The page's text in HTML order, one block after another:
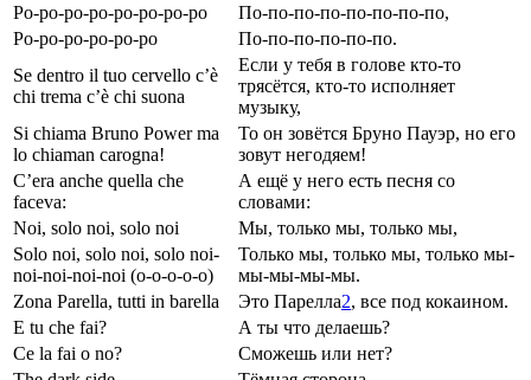
Po-po-po-po-po-po-po-po
По-по-по-по-по-по-по-по,
Po-po-po-po-po-po
По-по-по-по-по-по.
Se dentro il tuo cervello c’è
chi trema c’è chi suona
Если у тебя в голове кто-то
трясётся, кто-то исполняет
музыку,
Si chiama Bruno Power ma
lo chiaman carogna!
То он зовётся Бруно Пауэр, но его
зовут негодяем!
C’era anche quella che
faceva:
А ещё у него есть песня со
словами:
Noi, solo noi, solo noi
Мы, только мы, только мы,
Solo noi, solo noi, solo noi-
noi-noi-noi-noi (o-o-o-o-o)
Только мы, только мы, только мы-
мы-мы-мы-мы.
Zona Parella, tutti in barella
Это Парелла2, все под кокаином.
E tu che fai?
А ты что делаешь?
Ce la fai o no?
Сможешь или нет?